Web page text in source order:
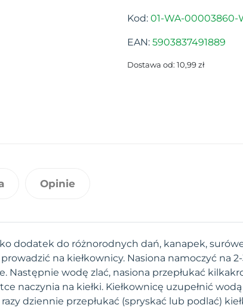
Kod: 01-WA-00003860-
EAN: 5903837491889
Dostawa od: 10,99 zł
Opinie
dodatek do różnorodnych dań, kanapek,
na kiełkownicy. Nasiona namoczyć na
Następnie wodę zlać, nasiona przepłukać
naczynia na kiełki. Kiełkownicę uzupełnić
dziennie przepłukać (spryskać lub podlać)